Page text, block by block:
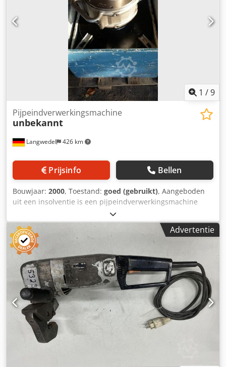
1 /9
Langwedel 426 km
Pijpeindverwerkingsmachine
unbekannt
Prijsinfo Bellen
Bouwjaar: 2000, Toestand: goed (gebruikt), Aangeboden
uit een insolventie is een pijpeindverwerkingsmachine
Fabrikant onbekend Model? Jaar van fabricage ?? De
machine niet... Csdpfsfynfwsx Abgeha Technische
gegevens: Persluchtaangedreven Buisdiameter tot 401 mm
mogelijk Accessoires zoals afgebeeld
Advertentie